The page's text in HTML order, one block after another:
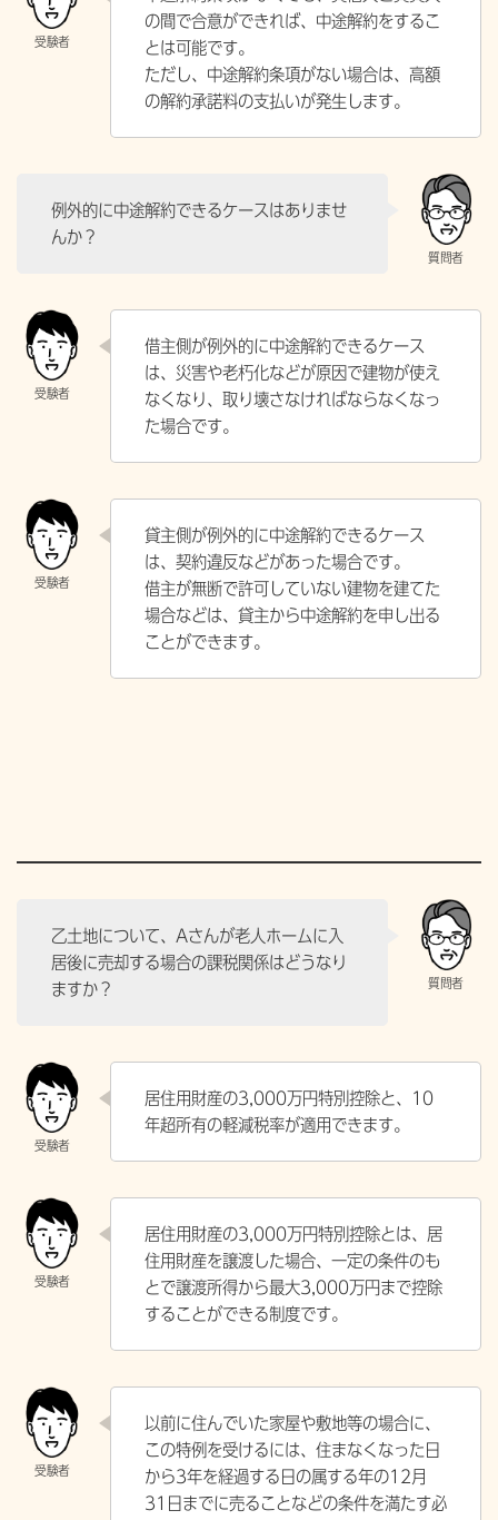
の間で合意ができれば、中途解約をするこ
とは可能です。
ただし、中途解約条項がない場合は、高額
の解約承諾料の支払いが発生します。
例外的に中途解約できるケースはありませ
んか？
借主側が例外的に中途解約できるケース
は、災害や老朽化などが原因で建物が使え
なくなり、取り壊さなければならなくなっ
た場合です。
貸主側が例外的に中途解約できるケース
は、契約違反などがあった場合です。
借主が無断で許可していない建物を建てた
場合などは、貸主から中途解約を申し出る
ことができます。
乙土地について、Aさんが老人ホームに入
居後に売却する場合の課税関係はどうなり
ますか？
居住用財産の3,000万円特別控除と、10
年超所有の軽減税率が適用できます。
居住用財産の3,000万円特別控除とは、居
住用財産を譲渡した場合、一定の条件のも
とで譲渡所得から最大3,000万円まで控除
することができる制度です。
以前に住んでいた家屋や敷地等の場合に、
この特例を受けるには、住まなくなった日
から3年を経過する日の属する年の12月
31日までに売ることなどの条件を満たす必